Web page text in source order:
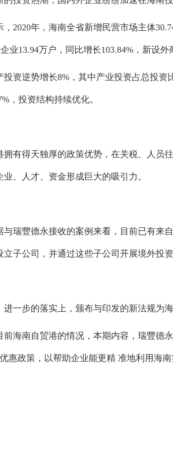
2020年，海南全省新增民营市场主体
业13.94万户，同比增长103.84%，新设外
投资逆势增长8%，其中产业投资占总投
，投资结构持续优化。
有得天独厚的政策优势，在关税、人员
、人才、资金形成巨大的吸引力。
瑞豐德永接收的案例来看，目前已有来
子公司，并通过这些子公司开展境外投
一步的落实上，颁布与印发的新法规为
前海南自贸港的情况，本期内容，瑞豐德
惠政策，以帮助企业能更精 准地利用海南